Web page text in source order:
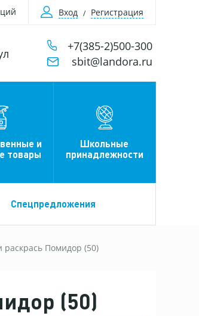
Вход Регистрация
+7(385-2)500-300
sbit@landora.ru
и
товары
Школьные
принадлежности
Спецпредложения
раскрась Помидор (50)
(50)